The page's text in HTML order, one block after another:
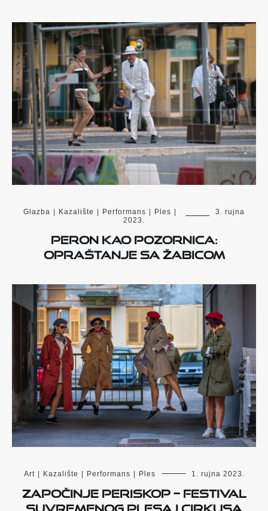
Glazba | Kazalište | Performans | Ples |
3. rujna
2023.
Peron kao pozornica:
opraštanje sa Žabicom
Art | Kazalište | Performans | Ples 1. rujna 2023.
Započinje PERISKOP – Festival
suvremenog plesa i cirkusa